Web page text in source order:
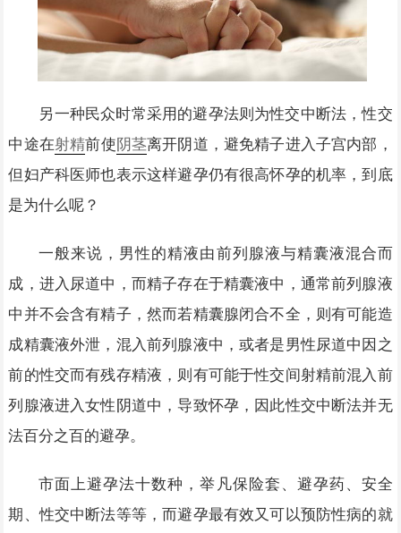
另一种民众时常采用的避孕法则为性交中断法，性交
中途在射精前使 阴茎离开阴道，避免精子进入子宫内部，
但妇产科医师也表示这样避孕仍有很高怀孕的机率，到底
是为什么呢？
一般来说，男性的精液由前列腺液与精囊液混合而
成，进入尿道中，而精子存在于精囊液中，通常前列腺液
中并不会含有精子，然而若精囊腺闭合不全，则有可能造
成精囊液外泄，混入前列腺液中，或者是男性尿道中因之
前的性交而有残存精液，则有可能于性交间射精前混入前
列腺液进入女性阴道中，导致怀孕，因此性交中断法并无
法百分之百的避孕。
市面上避孕法十数种，举凡保险套、避孕药、安全
期、性交中断法等等，而避孕最有效又可以预防性病的就